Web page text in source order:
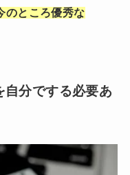
のところ優秀な
分でする必要あ